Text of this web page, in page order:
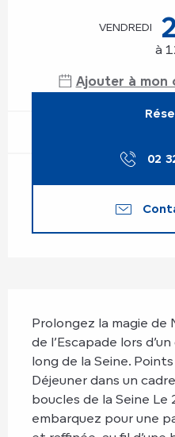
VENDREDI
à
Ajouter à mon
02
Prolongez la magie de
de l’Escapade lors
long de la Seine.
Déjeuner dans un
boucles de la Seine Le
embarquez pour une